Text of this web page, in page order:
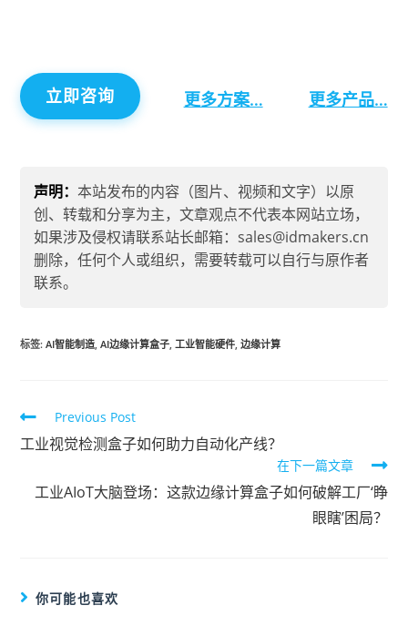
立即咨询 更多方案… 更多产品…
声明：本站发布的内容（图片、视频和文字）以原
创、转载和分享为主，文章观点不代表本网站立场，
如果涉及侵权请联系站长邮箱：sales@idmakers.cn
删除，任何个人或组织，需要转载可以自行与原作者
联系。
标签:AI智能制造 AI边缘计算盒子 工业智能硬件 边缘计算
Previous Post
工业视觉检测盒子如何助力自动化产线？
在下一篇文章
工业AIoT大脑登场：这款边缘计算盒子如何破解工厂‘睁
眼瞎’困局？
你可能也喜欢